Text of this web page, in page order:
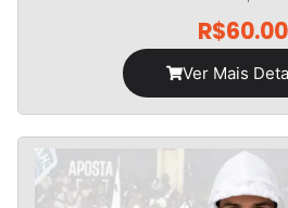
R$60.00
Ver Mais